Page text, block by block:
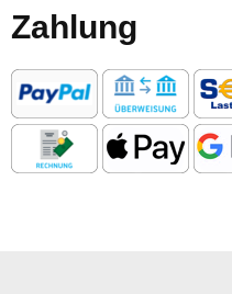
Zahlung